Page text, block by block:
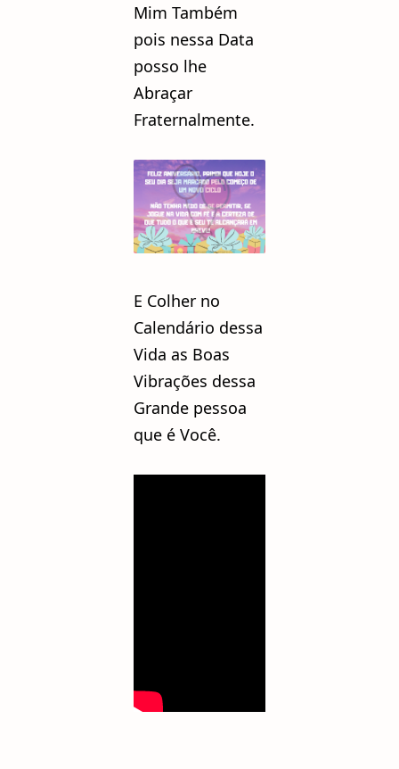
Mim Também
pois nessa Data
posso lhe
Abraçar
Fraternalmente.
E Colher no
Calendário dessa
Vida as Boas
Vibrações dessa
Grande pessoa
que é Você.